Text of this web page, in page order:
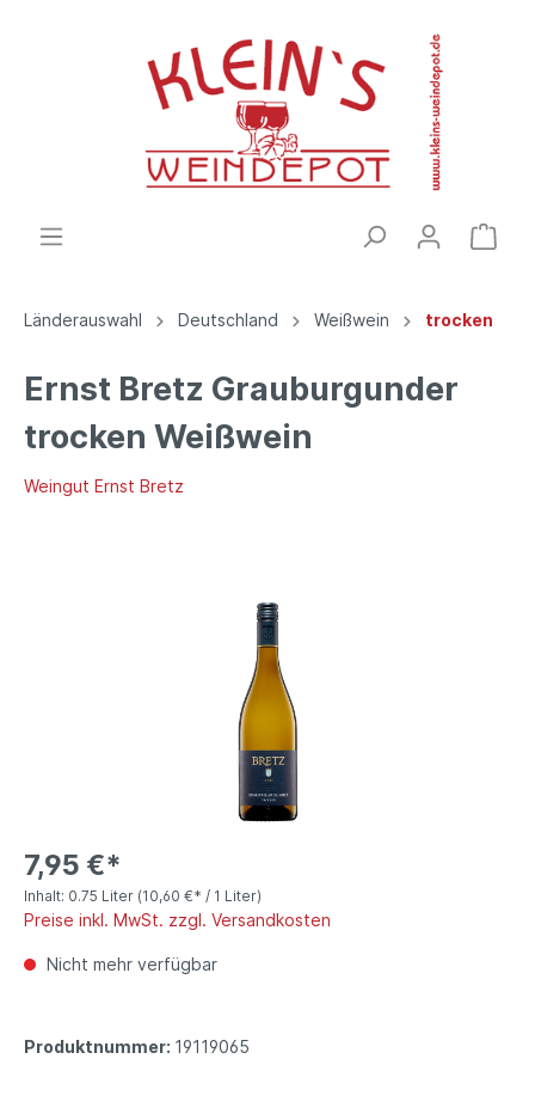
Länderauswahl Deutschland Weißwein trocken
Ernst Bretz Grauburgunder
trocken Weißwein
Weingut Ernst Bretz
7,95 €*
Inhalt: 0.75 Liter (10,60 €* / 1 Liter)
Preise inkl. MwSt. zzgl. Versandkosten
Nicht mehr verfügbar
Produktnummer: 19119065